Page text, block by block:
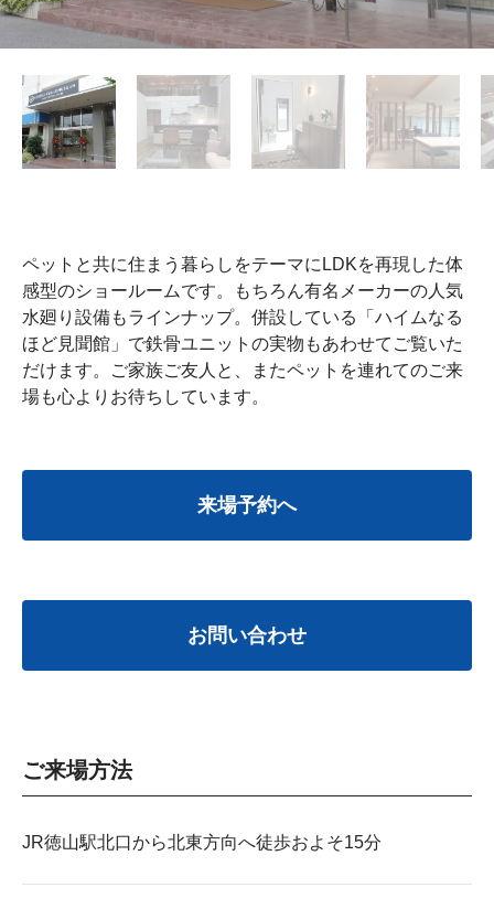
ペットと共に住まう暮らしをテーマにLDKを再現した体
感型のショールームです。もちろん有名メーカーの人気
水廻り設備もラインナップ。併設している「ハイムなる
ほど見聞館」で鉄骨ユニットの実物もあわせてご覧いた
だけます。ご家族ご友人と、またペットを連れてのご来
場も心よりお待ちしています。
来場予約へ
お問い合わせ
ご来場方法
JR徳山駅北口から北東方向へ徒歩およそ15分